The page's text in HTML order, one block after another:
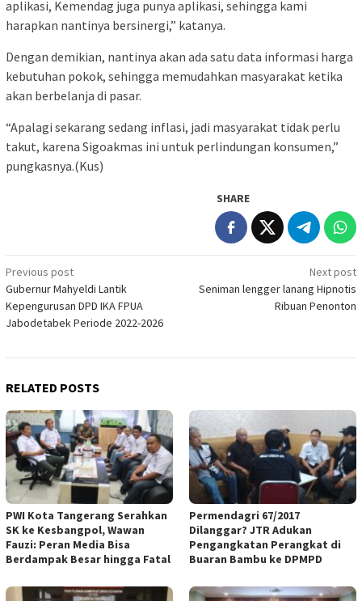
aplikasi, Kemendag juga punya aplikasi, sehingga kami
harapkan nantinya bersinergi,” katanya.
Dengan demikian, nantinya akan ada satu data informasi harga
kebutuhan pokok, sehingga memudahkan masyarakat ketika
akan berbelanja di pasar.
“Apalagi sekarang sedang inflasi, jadi masyarakat tidak perlu
takut, karena Sigoakmas ini untuk perlindungan konsumen,”
pungkasnya.(Kus)
SHARE
Post
navigation
Previous post
Gubernur Mahyeldi Lantik
Kepengurusan DPD IKA FPUA
Jabodetabek Periode 2022-2026
Next post
Seniman lengger lanang Hipnotis
Ribuan Penonton
RELATED POSTS
PWI Kota Tangerang Serahkan
SK ke Kesbangpol, Wawan
Fauzi: Peran Media Bisa
Berdampak Besar hingga Fatal
Permendagri 67/2017
Dilanggar? JTR Adukan
Pengangkatan Perangkat di
Buaran Bambu ke DPMPD